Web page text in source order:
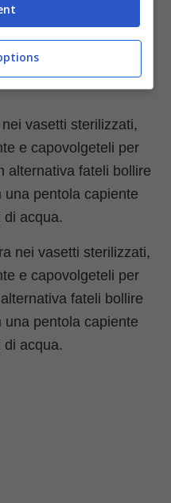
vasetti sterilizzati,
e capovolgeteli per
alternativa fateli bollire
pentola capiente
di acqua.